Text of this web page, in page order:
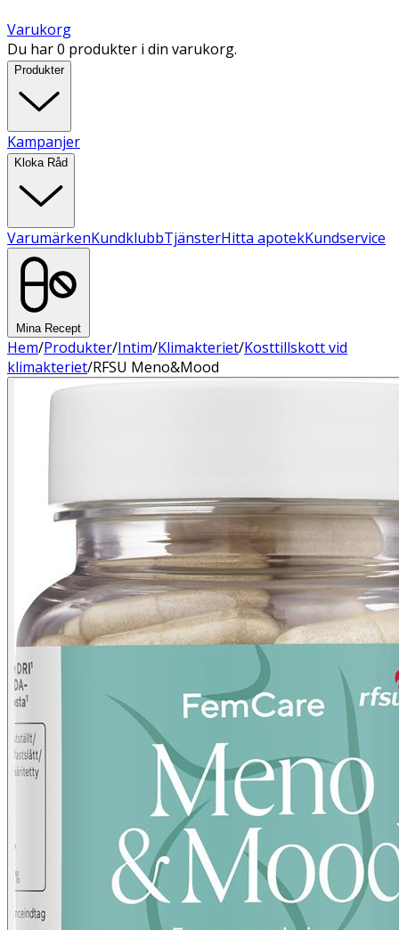
Varukorg
Du har 0 produkter i din varukorg.
Produkter
Kampanjer
Kloka Råd
VarumärkenKundklubbTjänsterHitta apotekKundservice
Mina Recept
Hem/Produkter/Intim/Klimakteriet/Kosttillskott vid
klimakteriet/RFSU Meno&Mood